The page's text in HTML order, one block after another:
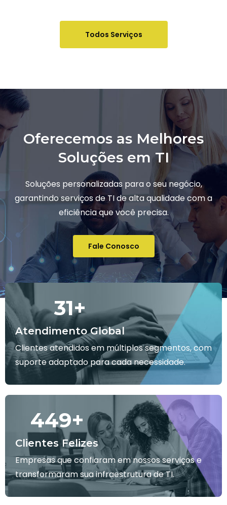
Todos Serviços
Oferecemos as Melhores
Soluções em TI
Soluções personalizadas para o seu negócio,
garantindo serviços de TI de alta qualidade com a
eficiência que você precisa.
Fale Conosco
Atendimento Global
32+
Clientes atendidos em múltiplos segmentos, com
suporte adaptado para cada necessidade.
Clientes Felizes
450+
Empresas que confiaram em nossos serviços e
transformaram sua infraestrutura de TI.